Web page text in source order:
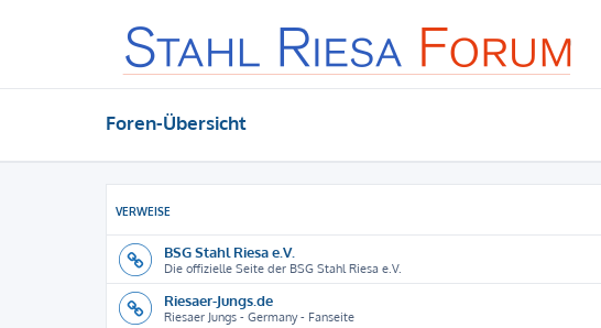
Foren-Übersicht
VERWEISE
BSG Stahl Riesa e.V.
Die offizielle Seite der BSG Stahl Riesa e.V.
Riesaer-Jungs.de
Riesaer Jungs - Germany - Fanseite